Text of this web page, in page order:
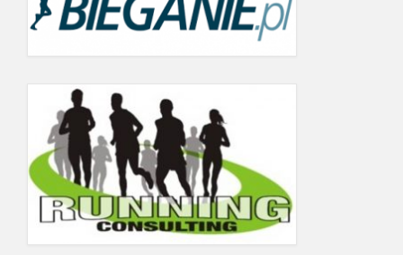
20.06.2020
8.05.2019
5.06.2019
Wyniki Warsaw Track Cup 2018
Wyniki Warsaw Track Cup 2017
Wyniki Warsaw Track Cup 2016